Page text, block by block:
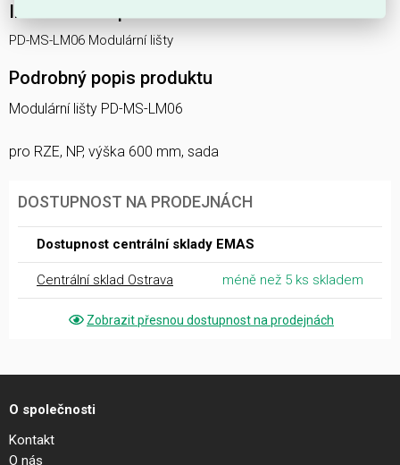
Interní název produktu
PD-MS-LM06 Modulární lišty
Podrobný popis produktu
Modulární lišty PD-MS-LM06
pro RZE, NP, výška 600 mm, sada
DOSTUPNOST NA PRODEJNÁCH
Dostupnost centrální sklady EMAS
Centrální sklad Ostrava méně než 5 ks skladem
Zobrazit přesnou dostupnost na prodejnách
O společnosti
Kontakt
O nás